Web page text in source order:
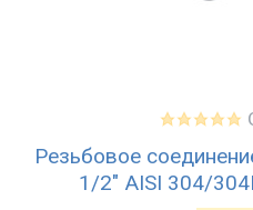
Резьбовое
1/2" AISI 304/